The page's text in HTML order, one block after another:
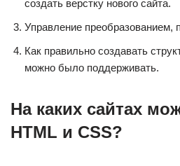
создать верстку нового сайта.
Управление преобразованием,
Как правильно создавать
можно было поддерживать.
На каких сайтах
HTML и CSS?